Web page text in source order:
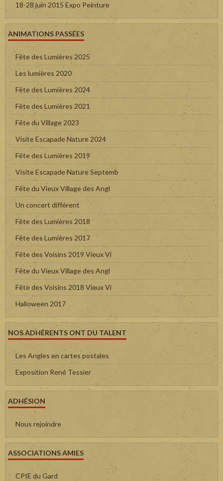
18-28 juin 2015 Expo Peinture
ANIMATIONS PASSÉES
Fête des Lumières 2025
Les lumières 2020
Fête des Lumières 2024
Fête des Lumières 2021
Fête du Village 2023
Visite Escapade Nature 2024
Fête des Lumières 2019
Visite Escapade Nature Septemb
Fête du Vieux Village des Angl
Un concert différent
Fête des Lumières 2018
Fête des Lumières 2017
Fête des Voisins 2019 Vieux Vi
Fête du Vieux Village des Angl
Fête des Voisins 2018 Vieux Vi
Halloween 2017
NOS ADHÉRENTS ONT DU TALENT
Les Angles en cartes postales
Exposition René Tessier
ADHÉSION
Nous rejoindre
ASSOCIATIONS AMIES
CPIE du Gard